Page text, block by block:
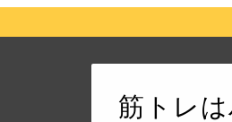
筋トレ